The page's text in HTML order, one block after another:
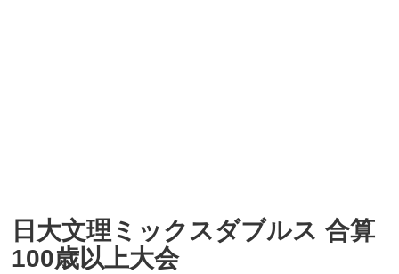
日大文理ミックスダブルス 合算
100歳以上大会